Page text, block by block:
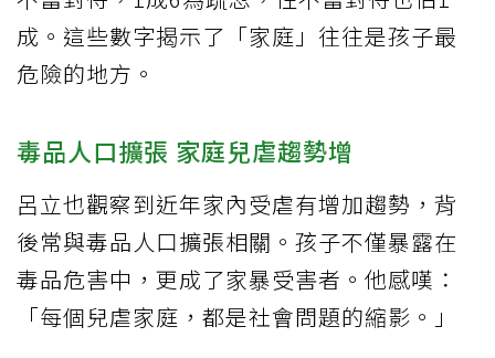
成。這些數字揭示了「家庭」往往是孩子最
危險的地方。
毒品人口擴張 家庭兒虐趨勢增
呂立也觀察到近年家內受虐有增加趨勢，背
後常與毒品人口擴張相關。孩子不僅暴露在
毒品危害中，更成了家暴受害者。他感嘆：
「每個兒虐家庭，都是社會問題的縮影。」